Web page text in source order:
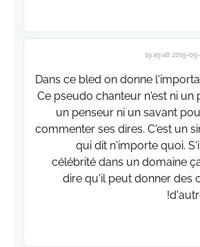
2019-09-19
Dans ce bled on donne
Ce pseudo chanteur n'est ni un
un penseur ni un savant
commenter ses dires. C'est un
qui dit n'importe quoi.
célébrité dans un domaine
dire qu'il peut donner des